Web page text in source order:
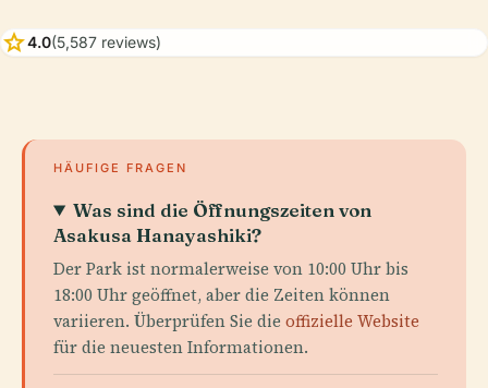
star4.0(5,587 reviews)
HÄUFIGE FRAGEN
Was sind die Öffnungszeiten von
Asakusa Hanayashiki?
Der Park ist normalerweise von 10:00 Uhr bis
18:00 Uhr geöffnet, aber die Zeiten können
variieren. Überprüfen Sie die offizielle Website
für die neuesten Informationen.